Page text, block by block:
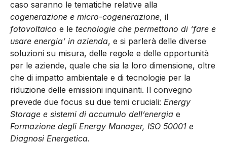
caso saranno le tematiche relative alla
cogenerazione e micro-cogenerazione, il
fotovoltaico e le tecnologie che permettono di ‘fare e
usare energia’ in azienda, e si parlerà delle diverse
soluzioni su misura, delle regole e delle opportunità
per le aziende, quale che sia la loro dimensione, oltre
che di impatto ambientale e di tecnologie per la
riduzione delle emissioni inquinanti. Il convegno
prevede due focus su due temi cruciali: Energy
Storage e sistemi di accumulo dell’energia e
Formazione degli Energy Manager, ISO 50001 e
Diagnosi Energetica.